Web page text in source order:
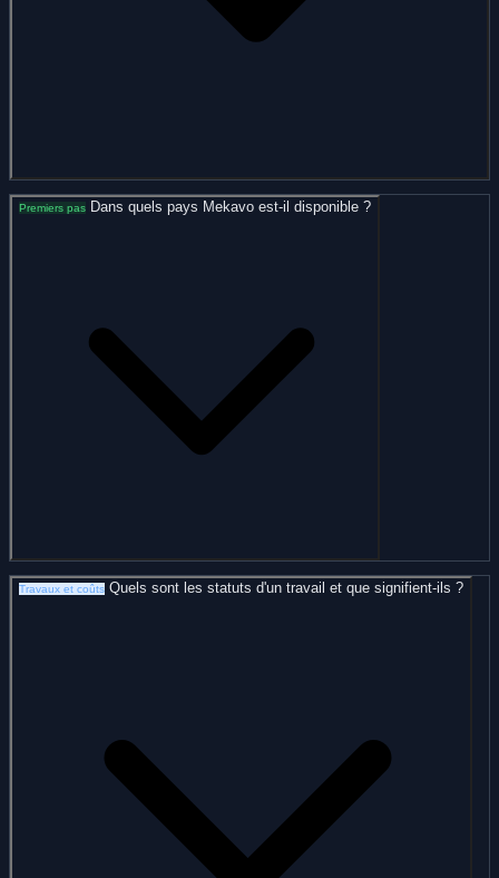
Premiers pas Dans quels pays Mekavo est-il disponible ?
Travaux et coûts Quels sont les statuts d'un travail et que signifient-ils ?